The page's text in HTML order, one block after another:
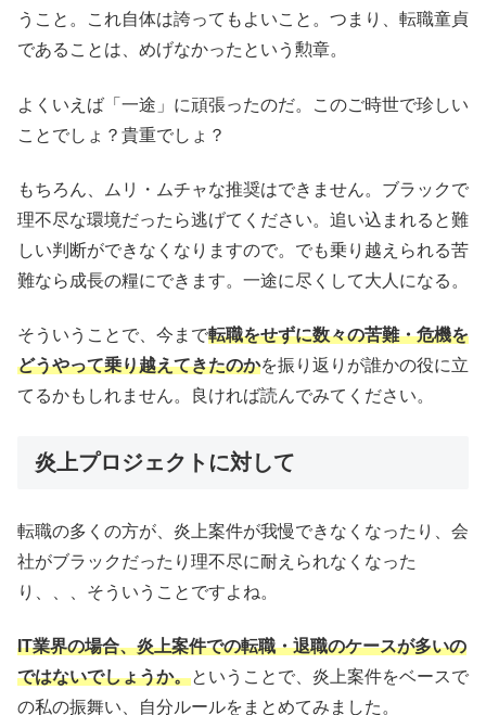
うこと。これ自体は誇ってもよいこと。つまり、転職童貞
であることは、めげなかったという勲章。
よくいえば「一途」に頑張ったのだ。このご時世で珍しい
ことでしょ？貴重でしょ？
もちろん、ムリ・ムチャな推奨はできません。ブラックで
理不尽な環境だったら逃げてください。追い込まれると難
しい判断ができなくなりますので。でも乗り越えられる苦
難なら成長の糧にできます。一途に尽くして大人になる。
そういうことで、今まで転職をせずに数々の苦難・危機を
どうやって乗り越えてきたのかを振り返りが誰かの役に立
てるかもしれません。良ければ読んでみてください。
炎上プロジェクトに対して
転職の多くの方が、炎上案件が我慢できなくなったり、会
社がブラックだったり理不尽に耐えられなくなった
り、、、そういうことですよね。
IT業界の場合、炎上案件での転職・退職のケースが多いの
ではないでしょうか。ということで、炎上案件をベースで
の私の振舞い、自分ルールをまとめてみました。